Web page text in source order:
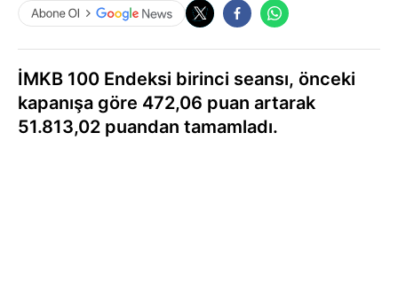
İMKB 100 Endeksi birinci seansı, önceki
kapanışa göre 472,06 puan artarak
51.813,02 puandan tamamladı.